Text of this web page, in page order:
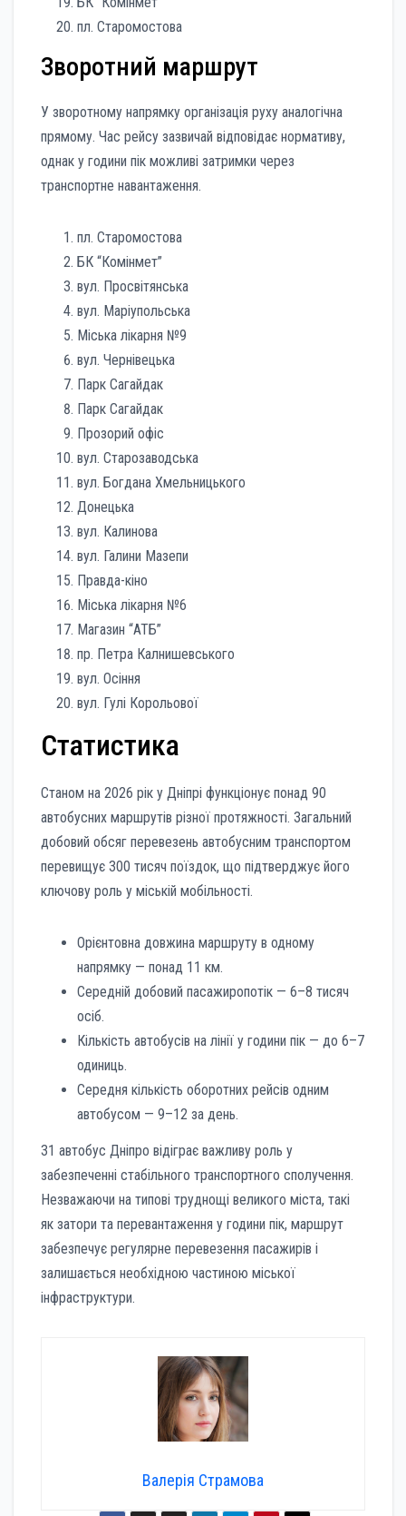
пл. Старомостова
Зворотний маршрут
У зворотному напрямку організація руху аналогічна
прямому. Час рейсу зазвичай відповідає нормативу,
однак у години пік можливі затримки через
транспортне навантаження.
пл. Старомостова
БК “Комінмет”
вул. Просвітянська
вул. Маріупольська
Міська лікарня №9
вул. Чернівецька
Парк Сагайдак
Парк Сагайдак
Прозорий офіс
вул. Старозаводська
вул. Богдана Хмельницького
Донецька
вул. Калинова
вул. Галини Мазепи
Правда-кіно
Міська лікарня №6
Магазин “АТБ”
пр. Петра Калнишевського
вул. Осіння
вул. Гулі Корольової
Статистика
Станом на 2026 рік у Дніпрі функціонує понад 90
автобусних маршрутів різної протяжності. Загальний
добовий обсяг перевезень автобусним транспортом
перевищує 300 тисяч поїздок, що підтверджує його
ключову роль у міській мобільності.
Орієнтовна довжина маршруту в одному
напрямку — понад 11 км.
Середній добовий пасажиропотік — 6–8 тисяч
осіб.
Кількість автобусів на лінії у години пік — до 6–7
одиниць.
Середня кількість оборотних рейсів одним
автобусом — 9–12 за день.
31 автобус Дніпро відіграє важливу роль у
забезпеченні стабільного транспортного сполучення.
Незважаючи на типові труднощі великого міста, такі
як затори та перевантаження у години пік, маршрут
забезпечує регулярне перевезення пасажирів і
залишається необхідною частиною міської
інфраструктури.
Валерія Страмова